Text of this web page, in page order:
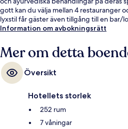
gott kan du välja mellan 4 restauranger
lyxstil får gäster även tillgång till en bar/
fitnesscenter. Resenärer brukar tala
Information om avbokningsrätt
Mer om detta
Översikt
Hotellets storlek
252 rum
7 våningar